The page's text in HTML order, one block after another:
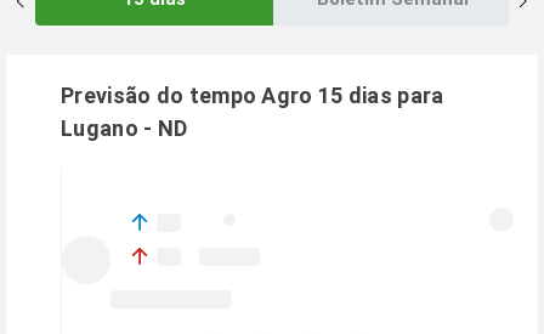
Previsão do tempo Agro 15 dias para
Lugano - ND